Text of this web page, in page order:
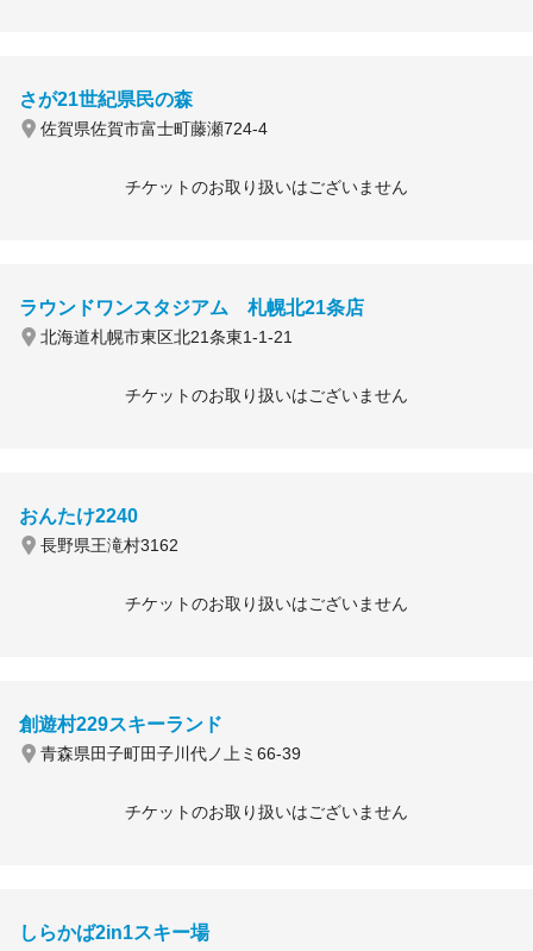
さが21世紀県民の森
佐賀県佐賀市富士町藤瀬724-4
チケットのお取り扱いはございません
ラウンドワンスタジアム 札幌北21条店
北海道札幌市東区北21条東1-1-21
チケットのお取り扱いはございません
おんたけ2240
長野県王滝村3162
チケットのお取り扱いはございません
創遊村229スキーランド
青森県田子町田子川代ノ上ミ66-39
チケットのお取り扱いはございません
しらかば2in1スキー場